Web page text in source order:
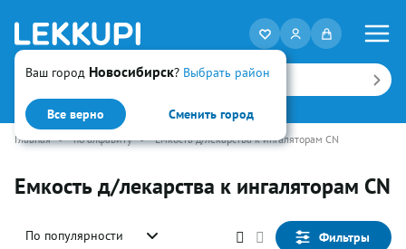
Ваш город Новосибирск? Выбрать район
Все верно Сменить город
Искать
Главная • по алфавиту • Емкость д/лекарства к ингаляторам CN
Емкость д/лекарства к ингаляторам CN
По популярности Фильтры